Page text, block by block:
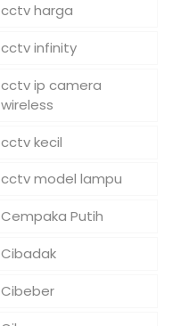
cctv harga
cctv infinity
cctv ip camera
wireless
cctv kecil
cctv model lampu
Cempaka Putih
Cibadak
Cibeber